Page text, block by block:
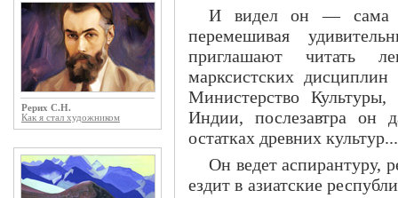
Рерих С.Н.
Как я стал художником
И видел он — сама
перемешивая
приглашают читать
марксистских
Министерство Культуры,
Индии, послезавтра он
остатках древних культур...
Он ведет аспирантуру,
ездит в азиатские